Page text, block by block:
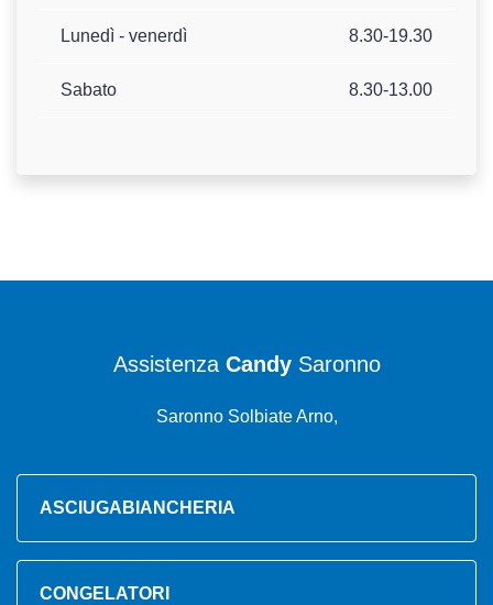
Lunedì - venerdì 8.30-19.30
Sabato 8.30-13.00
Assistenza CandySaronno
Saronno Solbiate Arno,
ASCIUGABIANCHERIA
CONGELATORI